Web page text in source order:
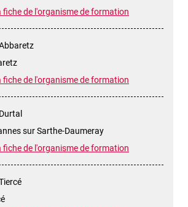
fiche de l'organisme de formation
fiche de l'organisme de formation
sur Sarthe-Daumeray
fiche de l'organisme de formation